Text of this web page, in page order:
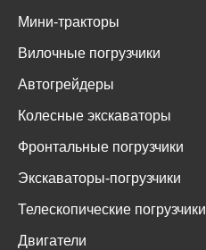
Мини-тракторы
Вилочные погрузчики
Автогрейдеры
Колесные экскаваторы
Фронтальные погрузчики
Экскаваторы-погрузчики
Телескопические погрузчики
Двигатели